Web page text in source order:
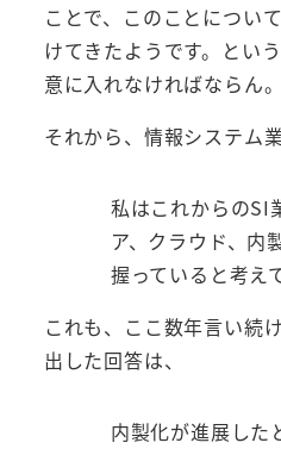
ことで、このことについ
けてきたようです。とい
意に入れなければならん。
それから、情報システム
私はこれからのSI
ア、クラウド、内
握っていると考え
これも、ここ数年言い続
出した回答は、
内製化が進展した